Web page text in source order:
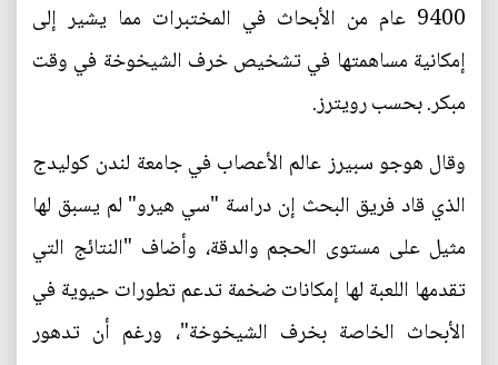
9400 عام من الأبحاث في المختبرات مما يشير إلى
إمكانية مساهمتها في تشخيص خرف الشيخوخة في وقت
مبكر. بحسب رويترز.
وقال هوجو سبيرز عالم الأعصاب في جامعة لندن كوليدج
الذي قاد فريق البحث إن دراسة "سي هيرو" لم يسبق لها
مثيل على مستوى الحجم والدقة، وأضاف "النتائج التي
تقدمها اللعبة لها إمكانات ضخمة تدعم تطورات حيوية في
الأبحاث الخاصة بخرف الشيخوخة"، ورغم أن تدهور